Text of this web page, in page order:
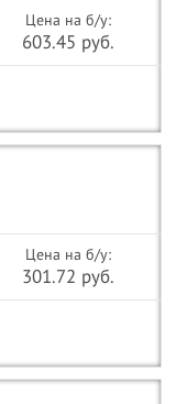
Цена на б/у:
603.45 руб.
Цена на б/у:
301.72 руб.